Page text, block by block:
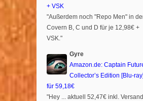
+ VSK
"Außerdem noch "Repo Men" in
Covern B, C und D für je 12,98€ +
VSK."
Gyre
Amazon.de: Captain
Collector’s Edition [Blu-ray]
für 59,18€
"Hey ... aktuell 52,47€ inkl. Versand